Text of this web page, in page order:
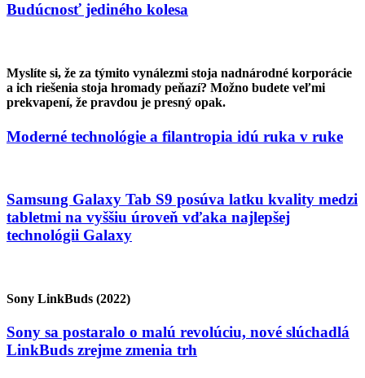
Budúcnosť jediného kolesa
Myslíte si, že za týmito vynálezmi stoja nadnárodné korporácie
a ich riešenia stoja hromady peňazí? Možno budete veľmi
prekvapení, že pravdou je presný opak.
Moderné technológie a filantropia idú ruka v ruke
Samsung Galaxy Tab S9 posúva latku kvality medzi
tabletmi na vyššiu úroveň vďaka najlepšej
technológii Galaxy
Sony LinkBuds (2022)
Sony sa postaralo o malú revolúciu, nové slúchadlá
LinkBuds zrejme zmenia trh